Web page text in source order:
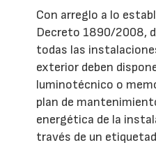
Con arreglo a lo
Decreto 1890/2008,
todas las
exterior deben
luminotécnico o
plan de
energética de la
través de un